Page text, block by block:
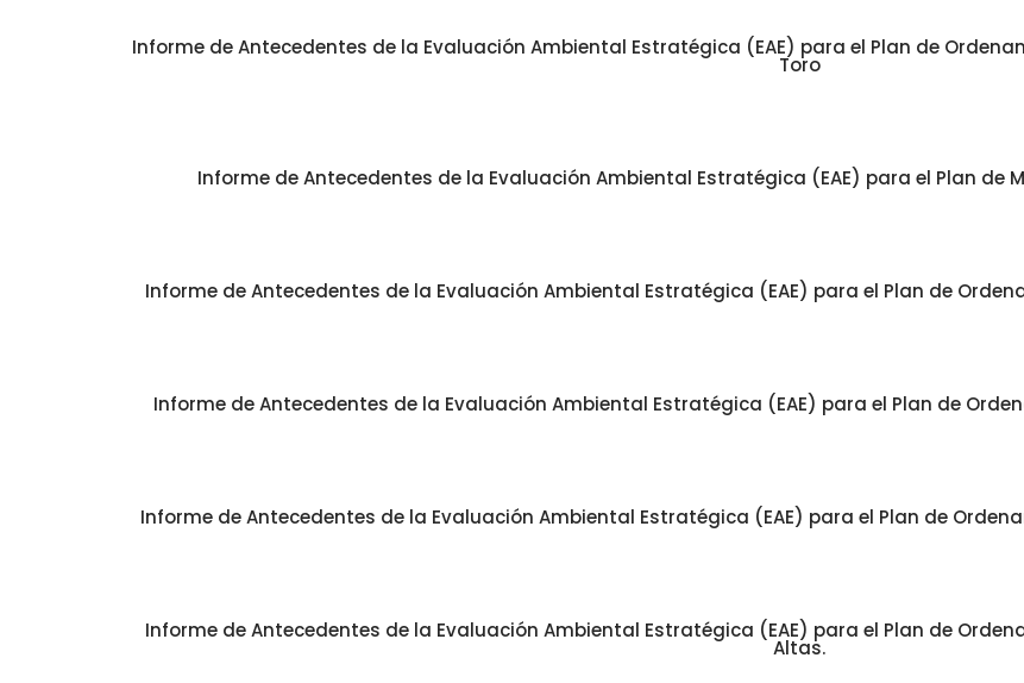
Informe de Antecedentes de la Evaluación Ambiental Estratégica (EAE) para el Plan de
Toro
Informe de Antecedentes de la Evaluación Ambiental Estratégica (EAE) para el Plan de
Informe de Antecedentes de la Evaluación Ambiental Estratégica (EAE) para el Plan de
Informe de Antecedentes de la Evaluación Ambiental Estratégica (EAE) para el Plan de
Informe de Antecedentes de la Evaluación Ambiental Estratégica (EAE) para el Plan de
Informe de Antecedentes de la Evaluación Ambiental Estratégica (EAE) para el Plan de
Altas.